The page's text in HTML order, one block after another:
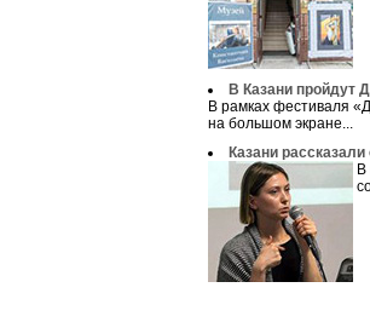
В Казани пройдут
В рамках фестиваля
на большом экране...
Казани
В